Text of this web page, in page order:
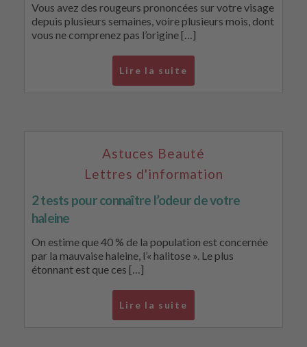
Vous avez des rougeurs prononcées sur votre visage
depuis plusieurs semaines, voire plusieurs mois, dont
vous ne comprenez pas l’origine […]
Lire la suite
Astuces Beauté
Lettres d'information
2 tests pour connaître l’odeur de votre
haleine
On estime que 40 % de la population est concernée
par la mauvaise haleine, l’« halitose ». Le plus
étonnant est que ces […]
Lire la suite